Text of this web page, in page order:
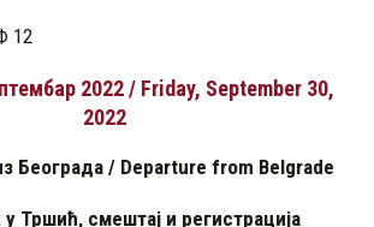
12
2022 / Friday, September30,
2022
Београда / Departure from Belgrade
Тршић, смештај и регистрација